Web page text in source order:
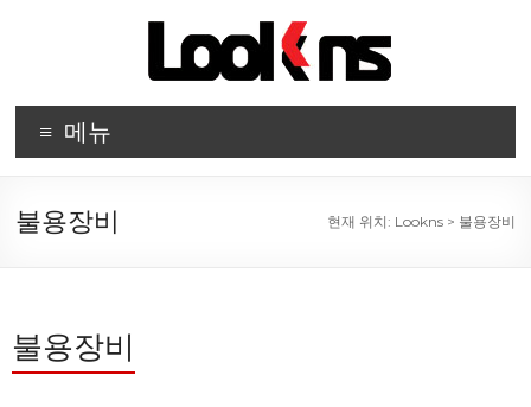
메뉴
불용장비 현재 위치: Lookns> 불용장비
불용장비